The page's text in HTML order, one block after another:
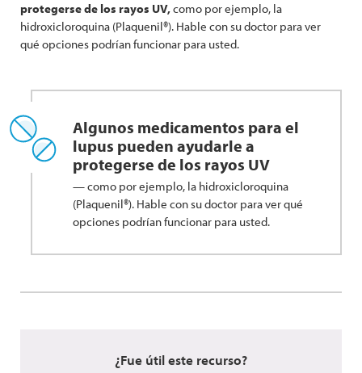
protegerse de los rayos UV,como por ejemplo, la
hidroxicloroquina (Plaquenil®). Hable con su doctor para ver
qué opciones podrían funcionar para usted.
Algunos medicamentos para el
lupus pueden ayudarle a
protegerse de los rayos UV
— como por ejemplo, la hidroxicloroquina
(Plaquenil®). Hable con su doctor para ver qué
opciones podrían funcionar para usted.
¿Fue útil este recurso?